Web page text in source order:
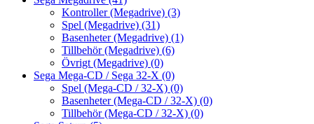
Kontroller (Megadrive) (3)
Spel (Megadrive) (31)
Basenheter (Megadrive) (1)
Tillbehör (Megadrive) (6)
Övrigt (Megadrive) (0)
Sega Mega-CD / Sega 32-X (0)
Spel (Mega-CD / 32-X) (0)
Basenheter (Mega-CD / 32-X) (0)
Tillbehör (Mega-CD / 32-X) (0)